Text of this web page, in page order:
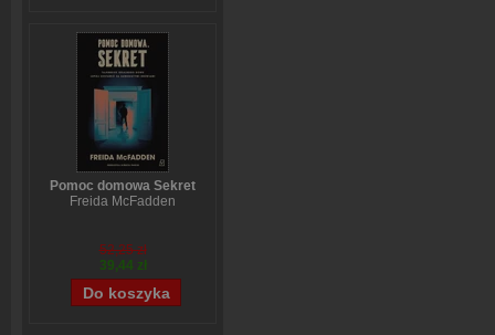
Pomoc domowa Sekret
Freida McFadden
52,25 zł
39,44 zł